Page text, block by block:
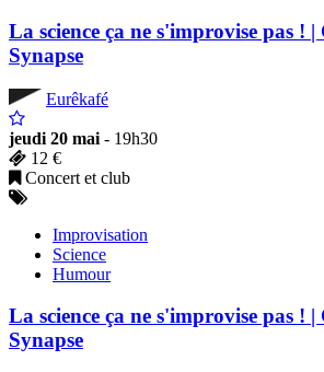
La science ça ne s'improvise pas !
Synapse
Eurêkafé
jeudi 20 mai - 19h30
12 €
Concert et club
Improvisation
Science
Humour
La science ça ne s'improvise pas !
Synapse